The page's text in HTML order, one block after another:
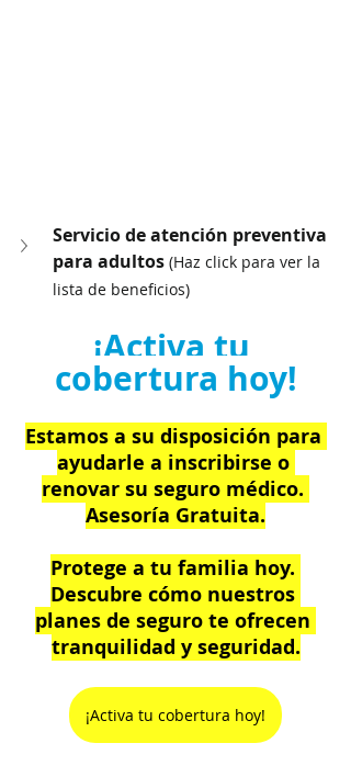
Servicio de atención preventiva
para adultos (Haz click para ver la
lista de beneficios)
¡Activa tu
cobertura hoy!
Estamos a su disposición para
ayudarle a inscribirse o
renovar su seguro médico.
Asesoría Gratuita.
Protege a tu familia hoy.
Descubre cómo nuestros
planes de seguro te ofrecen
tranquilidad y seguridad.
¡Activa tu cobertura hoy!